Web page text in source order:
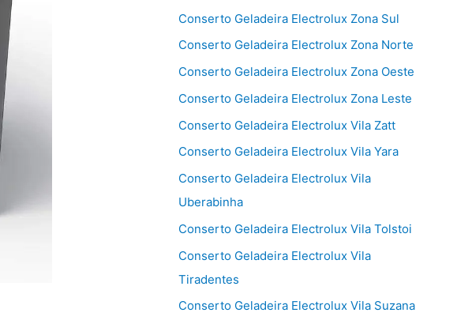
Conserto Geladeira Electrolux Zona Sul
Conserto Geladeira Electrolux Zona Norte
Conserto Geladeira Electrolux Zona Oeste
Conserto Geladeira Electrolux Zona Leste
Conserto Geladeira Electrolux Vila Zatt
Conserto Geladeira Electrolux Vila Yara
Conserto Geladeira Electrolux Vila
Uberabinha
Conserto Geladeira Electrolux Vila Tolstoi
Conserto Geladeira Electrolux Vila
Tiradentes
Conserto Geladeira Electrolux Vila Suzana